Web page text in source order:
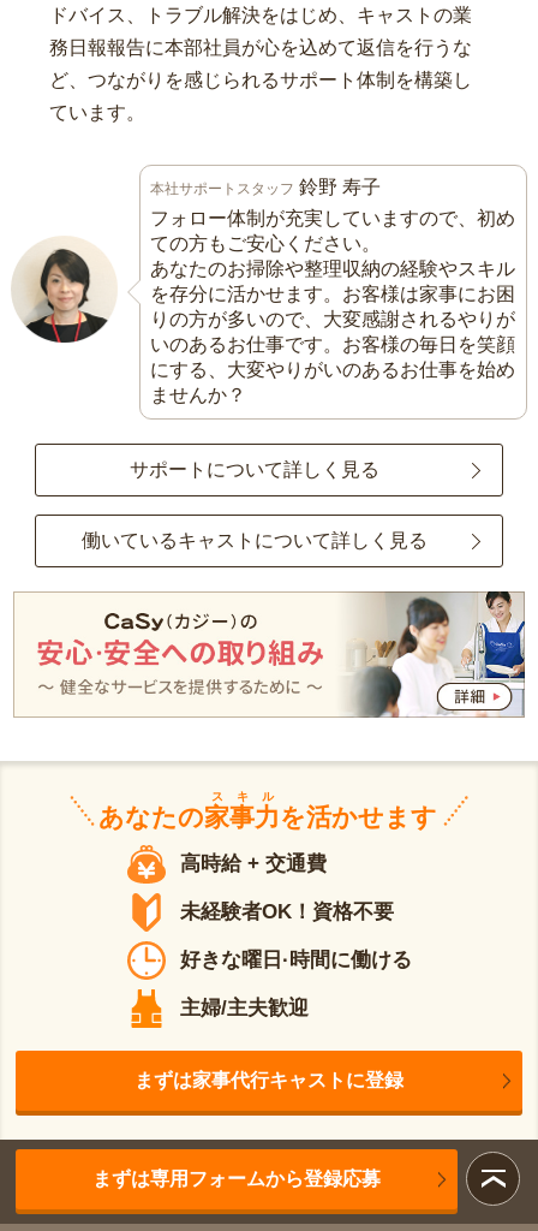
ドバイス、トラブル解決をはじめ、キャストの業
務日報報告に本部社員が心を込めて返信を行うな
ど、つながりを感じられるサポート体制を構築し
ています。
本社サポートスタッフ 鈴野 寿子
フォロー体制が充実していますので、初め
ての方もご安心ください。
あなたのお掃除や整理収納の経験やスキル
を存分に活かせます。お客様は家事にお困
りの方が多いので、大変感謝されるやりが
いのあるお仕事です。お客様の毎日を笑顔
にする、大変やりがいのあるお仕事を始め
ませんか？
サポートについて詳しく見る
働いているキャストについて詳しく見る
あなたの家事力
スキル
を活かせます
高時給 + 交通費
未経験者OK！資格不要
好きな曜日·時間に働ける
主婦/主夫歓迎
まずは家事代行キャストに登録
まずは専用フォームから登録応募